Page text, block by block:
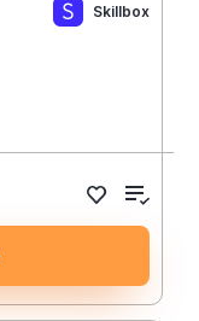
Skillbox